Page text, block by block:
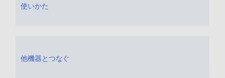
使いかた
他機器とつなぐ